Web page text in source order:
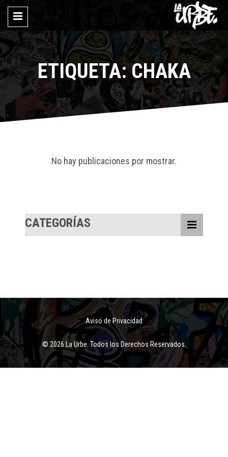
ETIQUETA: CHAKA
No hay publicaciones por mostrar.
CATEGORÍAS
Aviso de Privacidad
© 2026 La Urbe. Todos los Derechos Reservados.